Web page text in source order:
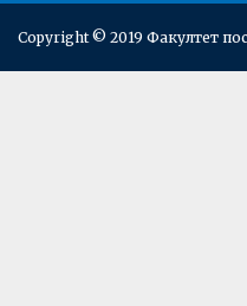
Copyright © 2019 Факултет